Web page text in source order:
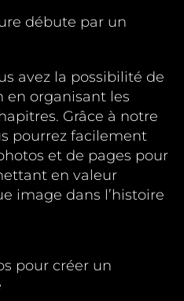
débute par un
avez la possibilité de
organisant les
Grâce à notre
pourrez facilement
et de pages pour
en valeur
image dans l’histoire
pour créer un